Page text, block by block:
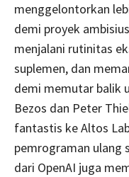
menggelontorkan
demi proyek
menjalani rutinitas
suplemen, dan
demi memutar balik
Bezos dan Peter
fantastis ke Altos
pemrograman ulang
dari OpenAI juga